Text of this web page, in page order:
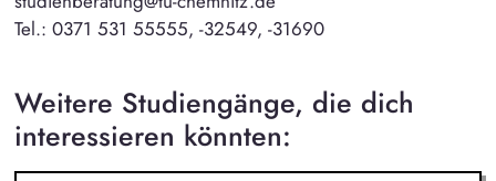
Tel.: 0371 531 55555, -32549, -31690
Weitere Studiengänge, die dich
interessieren könnten: